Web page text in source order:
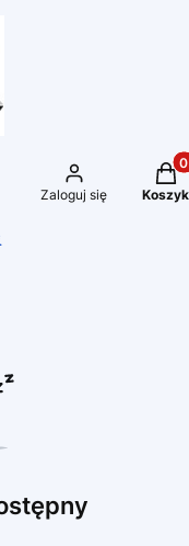
Zaloguj się Koszyk